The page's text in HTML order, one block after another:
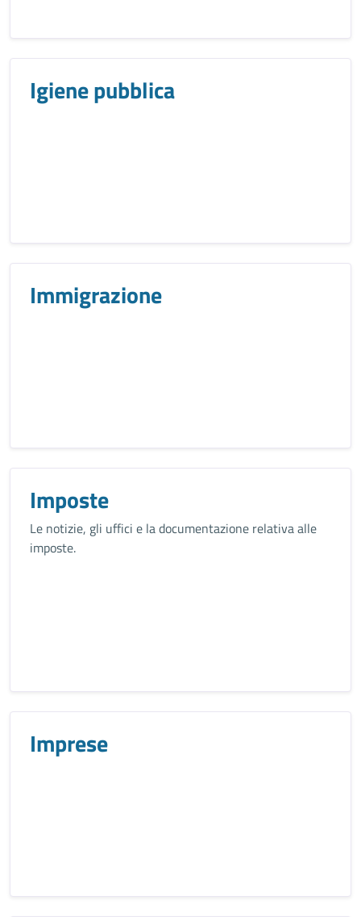
Igiene pubblica
Immigrazione
Imposte
Le notizie, gli uffici e la documentazione relativa alle
imposte.
Imprese